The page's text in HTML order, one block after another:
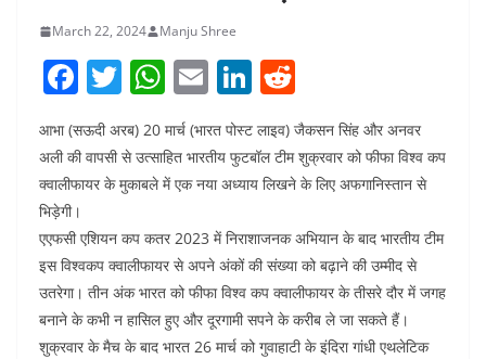
March 22, 2024 Manju Shree
F
c
e
b
o
o
k
T
itt
er
W
h
at
s
p
p
E
m
ai
l
Li
k
e
n
e
d
di
आभा (सऊदी अरब) 20 मार्च (भारत पोस्ट लाइव) जैकसन सिंह और अनवर
अली की वापसी से उत्साहित भारतीय फुटबॉल टीम शुक्रवार को फीफा विश्व कप
क्वालीफायर के मुकाबले में एक नया अध्याय लिखने के लिए अफगानिस्तान से
भिड़ेगी।
एएफसी एशियन कप कतर 2023 में निराशाजनक अभियान के बाद भारतीय टीम
इस विश्वकप क्वालीफायर से अपने अंकों की संख्या को बढ़ाने की उम्मीद से
उतरेगा। तीन अंक भारत को फीफा विश्व कप क्वालीफायर के तीसरे दौर में जगह
बनाने के कभी न हासिल हुए और दूरगामी सपने के करीब ले जा सकते हैं।
शुक्रवार के मैच के बाद भारत 26 मार्च को गुवाहाटी के इंदिरा गांधी एथलेटिक